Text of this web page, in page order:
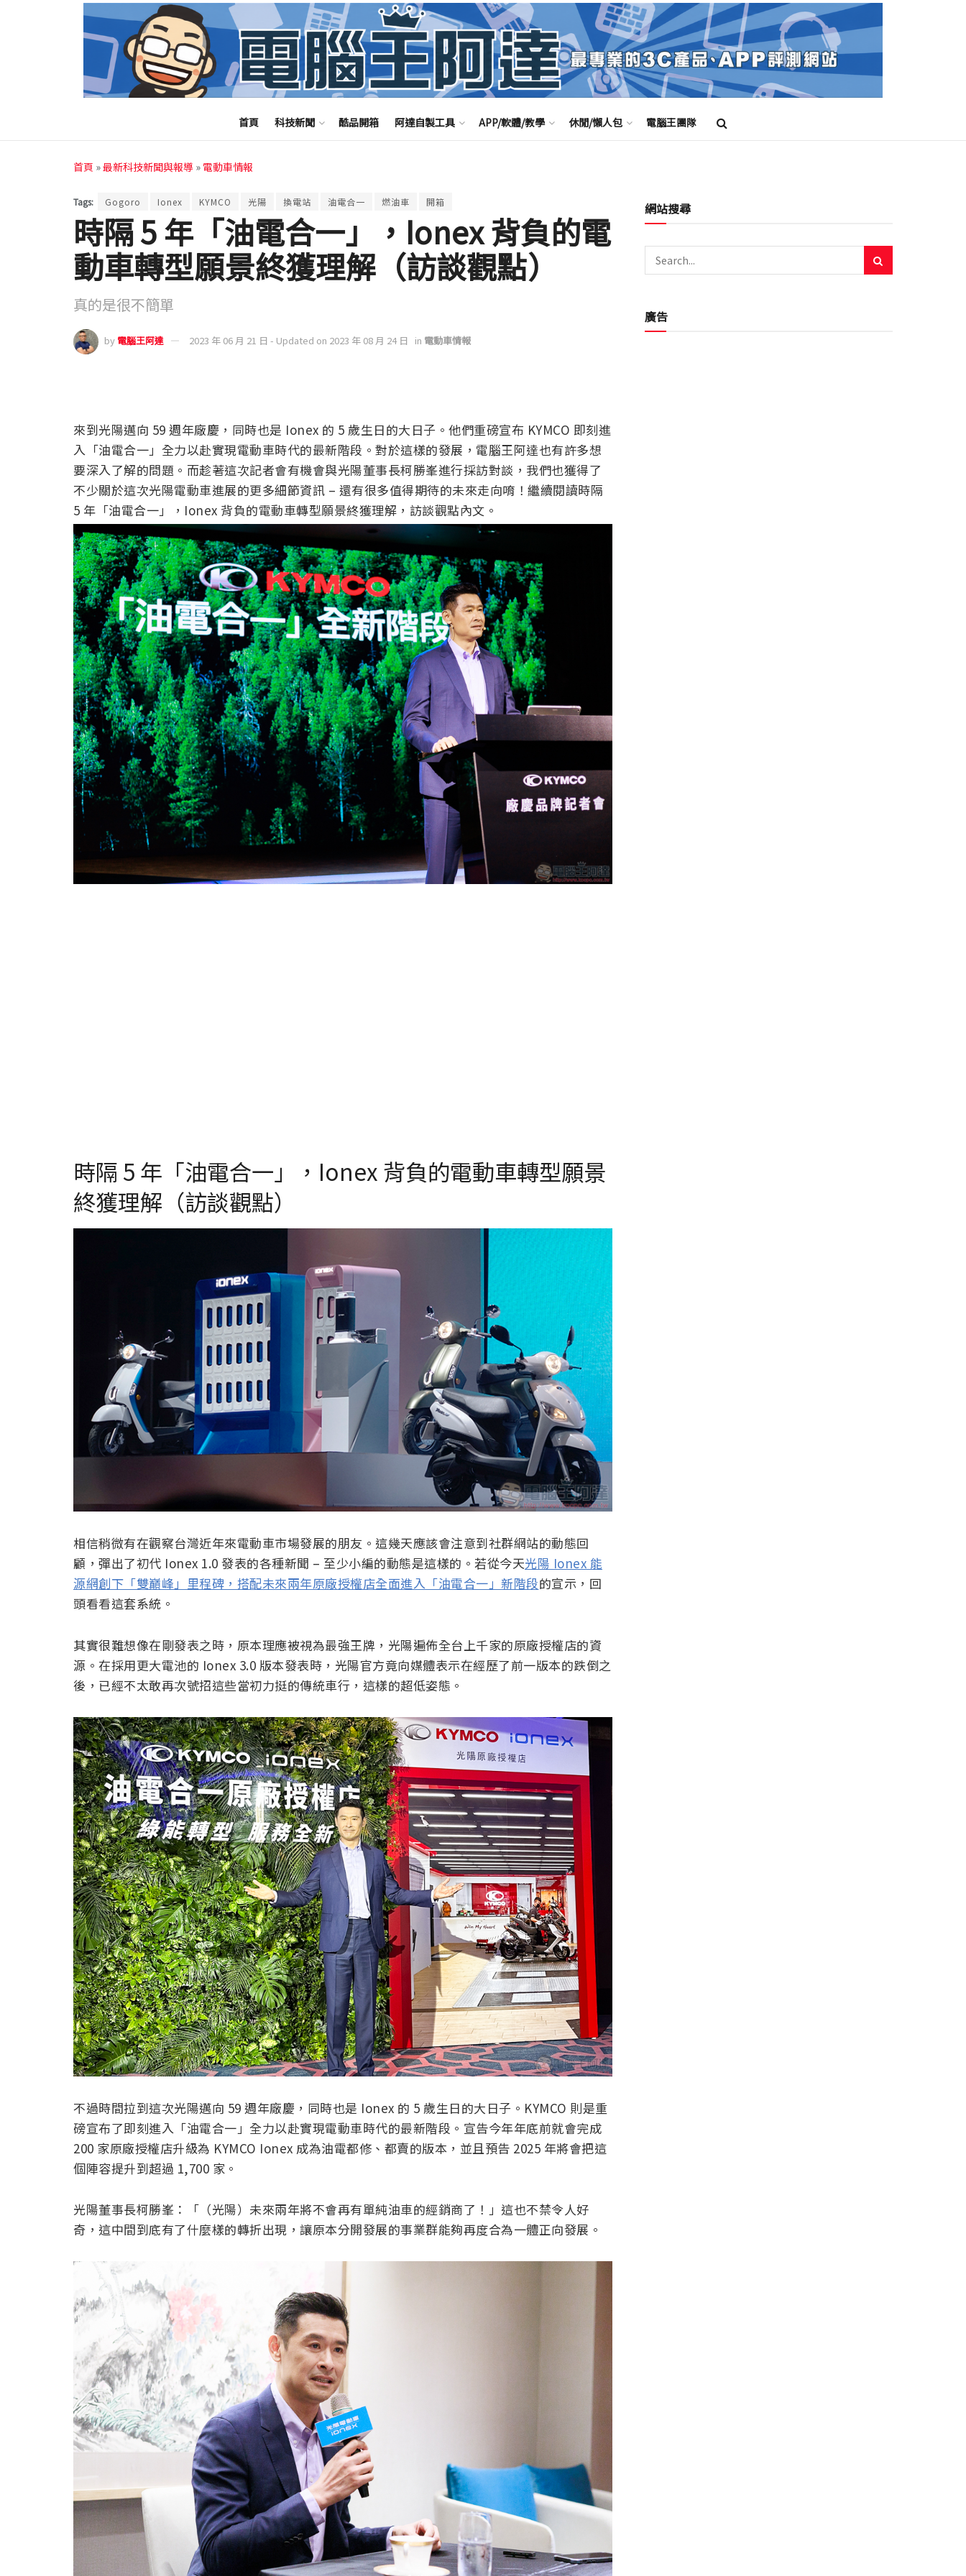
首頁 科技新聞 酷品開箱 阿達自製工具 APP/軟體/教學 休閒/懶人包 電腦王團隊
首頁 »最新科技新聞與報導 » 電動車情報
Tags: Gogoro Ionex KYMCO 光陽 換電站 油電合一 燃油車 開箱
時隔 5 年「油電合一」，Ionex 背負的電
動車轉型願景終獲理解（訪談觀點）
真的是很不簡單
by 電腦王阿達 2023 年 06 月 21 日 - Updated on 2023 年 08 月 24 日 in 電動車情報
來到光陽邁向 59 週年廠慶，同時也是 Ionex 的 5 歲生日的大日子。他們重磅宣布 KYMCO 即刻進
入「油電合一」全力以赴實現電動車時代的最新階段。對於這樣的發展，電腦王阿達也有許多想
要深入了解的問題。而趁著這次記者會有機會與光陽董事長柯勝峯進行採訪對談，我們也獲得了
不少關於這次光陽電動車進展的更多細節資訊 – 還有很多值得期待的未來走向唷！繼續閱讀時隔
5 年「油電合一」，Ionex 背負的電動車轉型願景終獲理解，訪談觀點內文。
時隔 5 年「油電合一」，Ionex 背負的電動車轉型願景
終獲理解（訪談觀點）
相信稍微有在觀察台灣近年來電動車市場發展的朋友。這幾天應該會注意到社群網站的動態回
顧，彈出了初代 Ionex 1.0 發表的各種新聞 – 至少小編的動態是這樣的。若從今天光陽 Ionex 能
源網創下「雙巔峰」里程碑，搭配未來兩年原廠授權店全面進入「油電合一」新階段的宣示，回
頭看看這套系統。
其實很難想像在剛發表之時，原本理應被視為最強王牌，光陽遍佈全台上千家的原廠授權店的資
源。在採用更大電池的 Ionex 3.0 版本發表時，光陽官方竟向媒體表示在經歷了前一版本的跌倒之
後，已經不太敢再次號招這些當初力挺的傳統車行，這樣的超低姿態。
不過時間拉到這次光陽邁向 59 週年廠慶，同時也是 Ionex 的 5 歲生日的大日子。KYMCO 則是重
磅宣布了即刻進入「油電合一」全力以赴實現電動車時代的最新階段。宣告今年年底前就會完成
200 家原廠授權店升級為 KYMCO Ionex 成為油電都修、都賣的版本，並且預告 2025 年將會把這
個陣容提升到超過 1,700 家。
光陽董事長柯勝峯：「（光陽）未來兩年將不會再有單純油車的經銷商了！」這也不禁令人好
奇，這中間到底有了什麼樣的轉折出現，讓原本分開發展的事業群能夠再度合為一體正向發展。
網站搜尋
廣告